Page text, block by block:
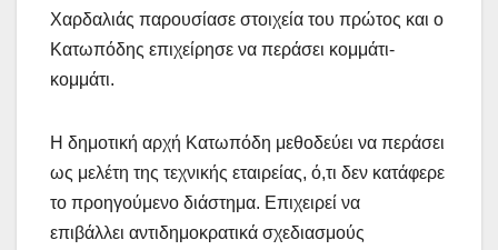
Χαρδαλιάς παρουσίασε στοιχεία του πρώτος και ο
Κατωπόδης επιχείρησε να περάσει κομμάτι-
κομμάτι.
Η δημοτική αρχή Κατωπόδη μεθοδεύει να περάσει
ως μελέτη της τεχνικής εταιρείας, ό,τι δεν κατάφερε
το προηγούμενο διάστημα. Επιχειρεί να
επιβάλλει αντιδημοκρατικά σχεδιασμούς